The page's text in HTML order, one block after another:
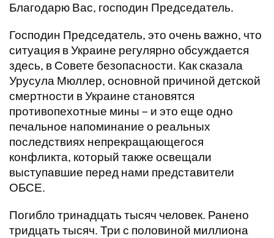
Благодарю Вас, господин Председатель.
Господин Председатель, это очень важно, что
ситуация в Украине регулярно обсуждается
здесь, в Совете безопасности. Как сказала
Урусула Мюллер, основной причиной детской
смертности в Украине становятся
противопехотные мины – и это еще одно
печальное напоминание о реальных
последствиях непрекращающегося
конфликта, который также освещали
выступавшие перед нами представители
ОБСЕ.
Погибло тринадцать тысяч человек. Ранено
тридцать тысяч. Три с половиной миллиона